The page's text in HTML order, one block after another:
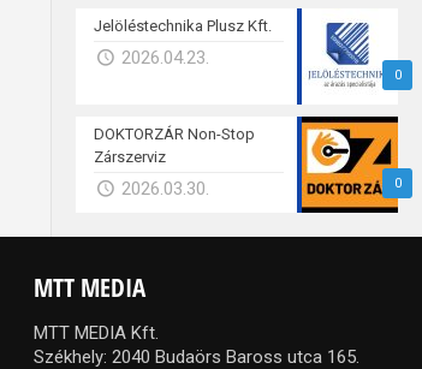
0
Jelöléstechnika Plusz Kft.
2026.04.23.
0
DOKTORZÁR Non-Stop
Zárszerviz
2026.03.30.
MTT MEDIA
MTT MEDIA Kft.
Székhely: 2040 Budaörs Baross utca 165.